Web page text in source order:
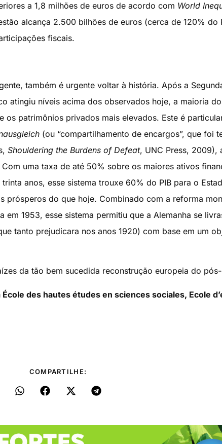
a 1,8 milhões de euros de acordo com World
alcança 2.500 bilhões de euros (cerca de 120% do
fiscais.
também é urgente voltar à história. Após a
atingiu níveis acima dos observados hoje, a maioria
os patrimônios privados mais elevados. Este é
(ou “compartilhamento de encargos”, que foi
Shouldering the Burdens of Defeat, UNC Press, 2009),
uma taxa de até 50% sobre os maiores ativos
anos, esse sistema trouxe 60% do PIB para o
prósperos do que hoje. Combinado com a reforma
1953, esse sistema permitiu que a Alemanha se
tanto prejudicara nos anos 1920) com base em um
da tão bem sucedida reconstrução europeia do
des hautes études en sciences sociales, Ecole
COMPARTILHE: